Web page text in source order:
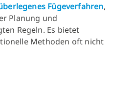
Fügeverfahren,
Planung und
Regeln. Es bietet
Methoden oft nicht